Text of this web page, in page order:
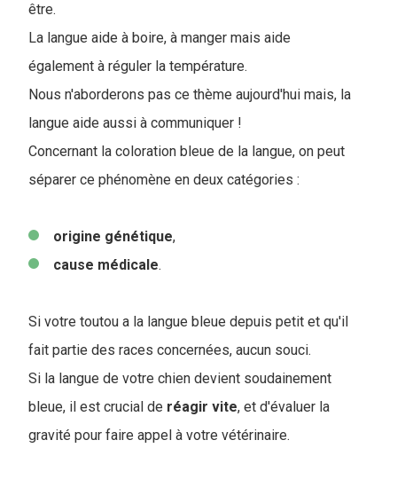
être.
La langue aide à boire, à manger mais aide
également à réguler la température.
Nous n'aborderons pas ce thème aujourd'hui mais, la
langue aide aussi à communiquer !
Concernant la coloration bleue de la langue, on peut
séparer ce phénomène en deux catégories :
origine génétique,
cause médicale.
Si votre toutou a la langue bleue depuis petit et qu'il
fait partie des races concernées, aucun souci.
Si la langue de votre chien devient soudainement
bleue, il est crucial de réagir vite, et d'évaluer la
gravité pour faire appel à votre vétérinaire.